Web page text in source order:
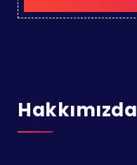
Hakkımızda